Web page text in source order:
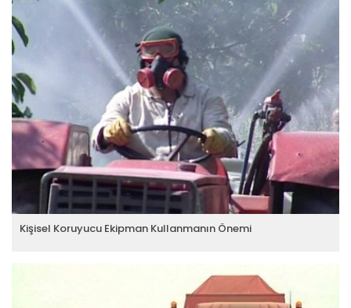
Kişisel Koruyucu Ekipman Kullanmanın Önemi